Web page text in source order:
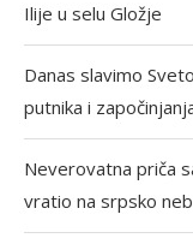
Ilije u selu Gložje
Danas slavimo
putnika i
Neverovatna priča
vratio na srpsko